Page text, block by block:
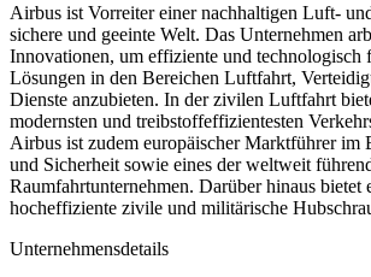
Airbus ist Vorreiter einer nachhaltigen Luft-
sichere und geeinte Welt. Das Unternehmen
Innovationen, um effiziente und technologisch
Lösungen in den Bereichen Luftfahrt,
Dienste anzubieten. In der zivilen Luftfahrt
modernsten und treibstoffeffizientesten
Airbus ist zudem europäischer Marktführer im
und Sicherheit sowie eines der weltweit
Raumfahrtunternehmen. Darüber hinaus bietet
hocheffiziente zivile und militärische
Unternehmensdetails